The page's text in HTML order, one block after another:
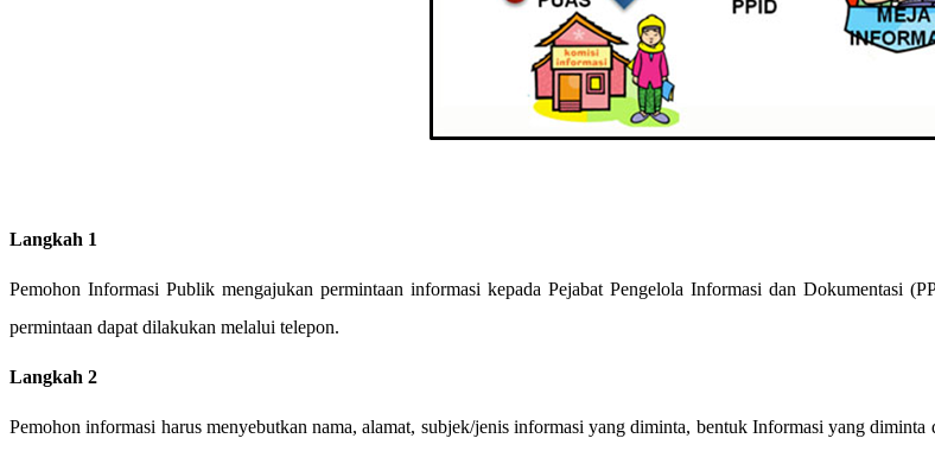
Langkah 1
Pemohon Informasi Publik mengajukan permintaan informasi kepada Pejabat Pengelola Informasi dan Dokumentasi
permintaan dapat dilakukan melalui telepon.
Langkah 2
Pemohon informasi harus menyebutkan nama, alamat, subjek/jenis informasi yang diminta, bentuk Informasi yang